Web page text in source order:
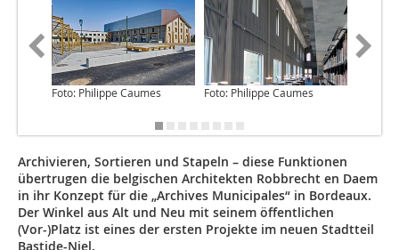
Foto: Philippe Caumes Foto: Philippe Caumes
Archivieren, Sortieren und Stapeln – diese Funktionen
übertrugen die belgischen Architekten Robbrecht en Daem
in ihr Konzept für die „Archives Municipales“ in Bordeaux.
Der Winkel aus Alt und Neu mit seinem öffentlichen
(Vor-)Platz ist eines der ersten Projekte im neuen Stadtteil
Bastide-Niel.